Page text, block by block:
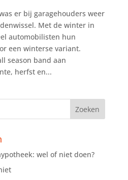
er bij garagehouders weer
Met de winter in
automobilisten hun
een winterse variant.
season band aan
herfst en...
wel of niet doen?